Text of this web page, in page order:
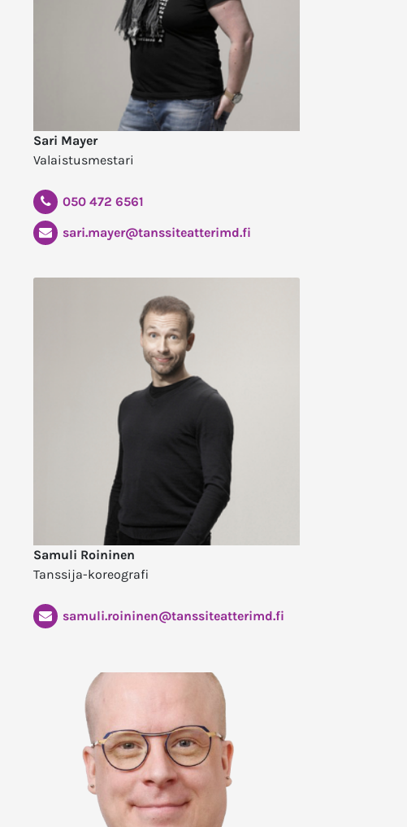
Sari Mayer
Valaistusmestari
050 472 6561
sari.mayer@tanssiteatterimd.fi
Samuli Roininen
Tanssija-koreografi
samuli.roininen@tanssiteatterimd.fi